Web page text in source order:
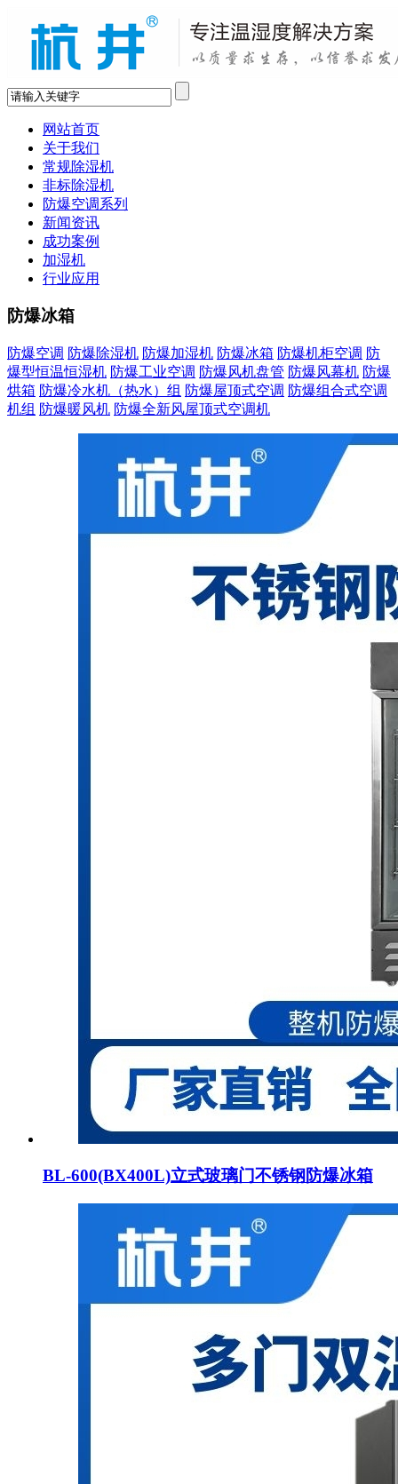
网站首页
关于我们
常规除湿机
非标除湿机
防爆空调系列
新闻资讯
成功案例
加湿机
行业应用
防爆冰箱
防爆空调 防爆除湿机 防爆加湿机 防爆冰箱 防爆机柜空调 防
爆型恒温恒湿机 防爆工业空调 防爆风机盘管 防爆风幕机 防爆
烘箱 防爆冷水机（热水）组 防爆屋顶式空调 防爆组合式空调
机组 防爆暖风机 防爆全新风屋顶式空调机
BL-600(BX400L)立式玻璃门不锈钢防爆冰箱